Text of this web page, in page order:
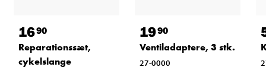
1690
Reparationssæt,
cykelslange
1990
Ventiladaptere, 3 stk.
27-0000